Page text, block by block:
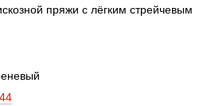
пряжи с лёгким стрейчевым